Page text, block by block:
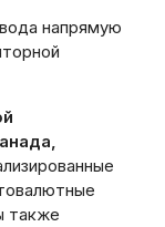
напрямую
также